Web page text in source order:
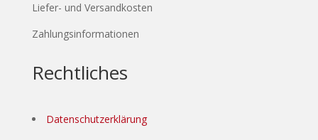
Liefer- und Versandkosten
Zahlungsinformationen
Rechtliches
Datenschutzerklärung